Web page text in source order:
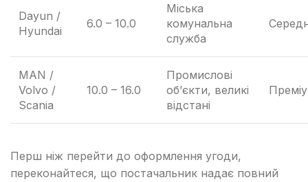
Dayun /
Hyundai
6.0 – 10.0
Міська
комунальна
служба
MAN /
Volvo /
Scania
10.0 – 16.0
Промислові
об’єкти, великі
відстані
Перш ніж перейти до оформлення угоди,
переконайтеся, що постачальник надає повний